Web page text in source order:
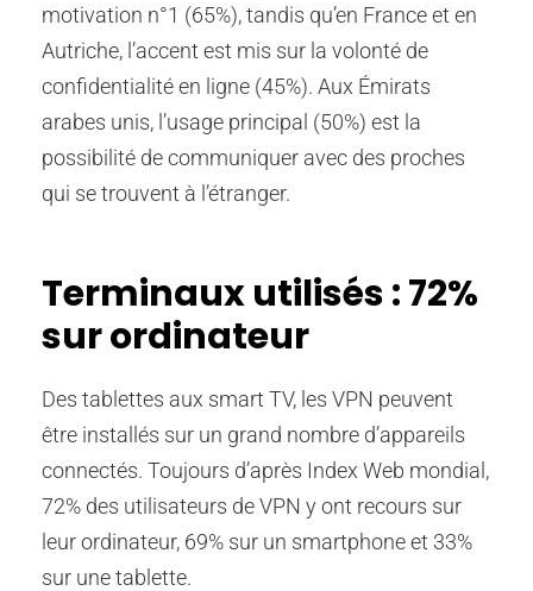
motivation n°1 (65%), tandis qu’en France et en
Autriche, l’accent est mis sur la volonté de
confidentialité en ligne (45%). Aux Émirats
arabes unis, l’usage principal (50%) est la
possibilité de communiquer avec des proches
qui se trouvent à l’étranger.
Terminaux utilisés : 72%
sur ordinateur
Des tablettes aux smart TV, les VPN peuvent
être installés sur un grand nombre d’appareils
connectés. Toujours d’après Index Web mondial,
72% des utilisateurs de VPN y ont recours sur
leur ordinateur, 69% sur un smartphone et 33%
sur une tablette.